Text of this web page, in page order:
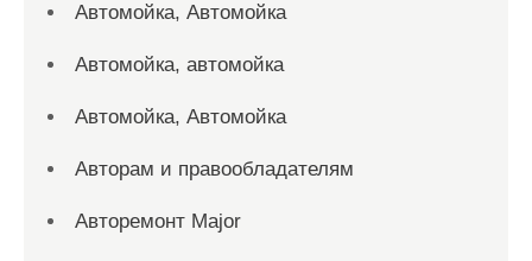
Автомойка, Автомойка
Автомойка, автомойка
Автомойка, Автомойка
Авторам и правообладателям
Авторемонт Major